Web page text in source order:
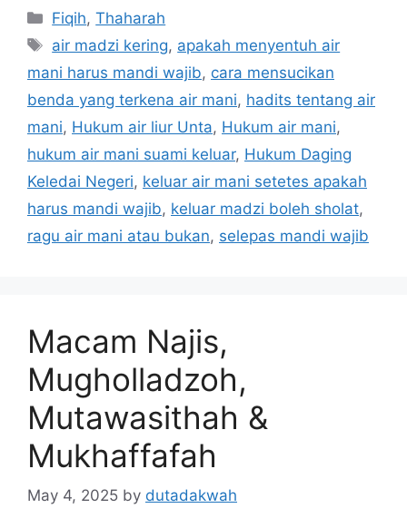
Categories
Fiqih,Thaharah
Tags
air madzi kering, apakah menyentuh air
mani harus mandi wajib, cara mensucikan
benda yang terkena air mani, hadits tentang air
mani, Hukum air liur Unta, Hukum air mani,
hukum air mani suami keluar, Hukum Daging
Keledai Negeri, keluar air mani setetes apakah
harus mandi wajib, keluar madzi boleh sholat,
ragu air mani atau bukan, selepas mandi wajib
Macam Najis,
Mugholladzoh,
Mutawasithah &
Mukhaffafah
May 4, 2025 by dutadakwah